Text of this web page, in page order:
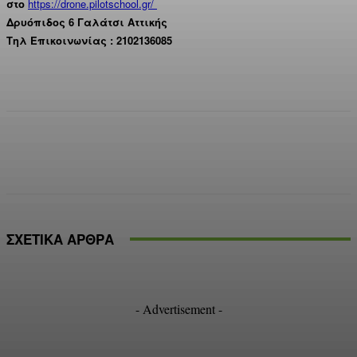
στο https://drone.pilotschool.gr/
Δρυόπιδος 6 Γαλάτσι Αττικής
Τηλ Επικοινωνίας : 2102136085
ΣΧΕΤΙΚΑ ΑΡΘΡΑ
- Advertisement -